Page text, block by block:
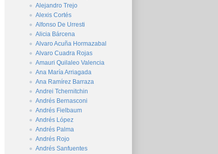
Alejandro Trejo
Alexis Cortés
Alfonso De Urresti
Alicia Bárcena
Alvaro Acuña Hormazabal
Alvaro Cuadra Rojas
Amauri Quilaleo Valencia
Ana María Arriagada
Ana Ramírez Barraza
Andrei Tchernitchin
Andrés Bernasconi
Andrés Fielbaum
Andrés López
Andrés Palma
Andrés Rojo
Andrés Sanfuentes